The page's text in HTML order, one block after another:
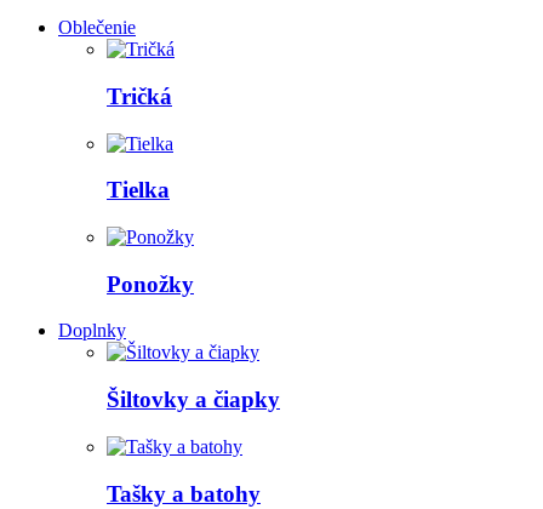
Oblečenie
Tričká
Tielka
Ponožky
Doplnky
Šiltovky a čiapky
Tašky a batohy